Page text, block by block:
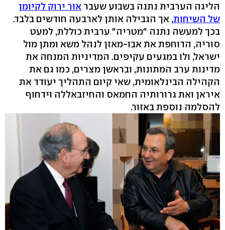
הליגה הערבית נתנה בשבוע שעבר אור ירוק לקיומן
של השיחות, אך הגבילה אותן לארבעה חודשים בלבד.
בכך למעשה נתנה "מטריה" ערבית כוללת, למעט
סוריה, הדוחפת את אבו-מאזן לנהל משא ומתן מול
ישראל, ולו במגעים עקיפים. המדיניות המנחה את
מדינות ערב המתונות, ובראשן מצרים, כמו גם את
הקהילה הבינלאומית, שאי קיום התהליך יעודד את
איראן ואת גרורותיה החמאס והחיזבאללה וידחוף
להסלמה נוספת באזור.